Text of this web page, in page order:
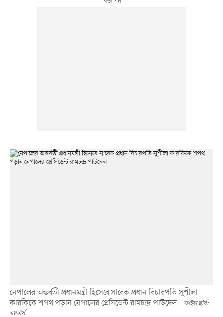
নেপালের অন্তর্বর্তী প্রধানমন্ত্রী হিসেবে সাবেক প্রধান বিচারপতি সুশীলা
কারকিকে শপথ পড়ান নেপালের প্রেসিডেন্ট রামচন্দ্র পাউদেল
ফাইল ছবি:
রয়টার্স